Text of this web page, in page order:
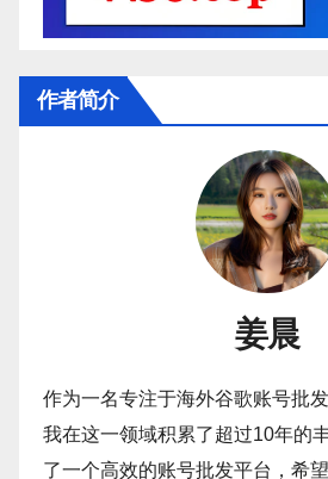
作者简介
姜晨
作为一名专注于海外谷歌账号批
我在这一领域积累了超过10年的
了一个高效的账号批发平台，希